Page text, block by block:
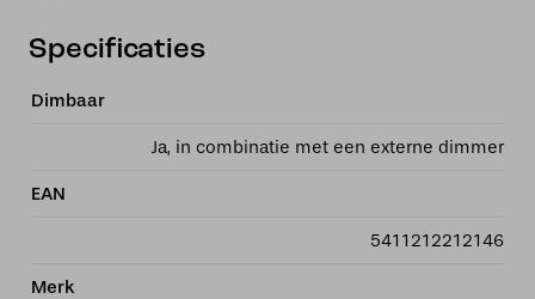
Specificaties
Dimbaar
Ja, in combinatie met een externe dimmer
EAN
5411212212146
Merk